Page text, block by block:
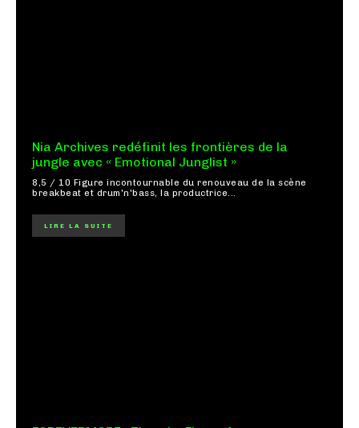
Nia Archives redéfinit les frontières de la
jungle avec « Emotional Junglist »
8,5 / 10 Figure incontournable du renouveau de la scène
breakbeat et drum'n'bass, la productrice...
LIRE LA SUITE